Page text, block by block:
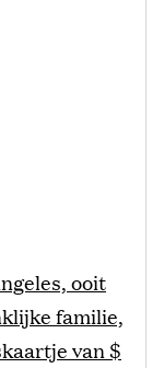
ooit
familie,
van $